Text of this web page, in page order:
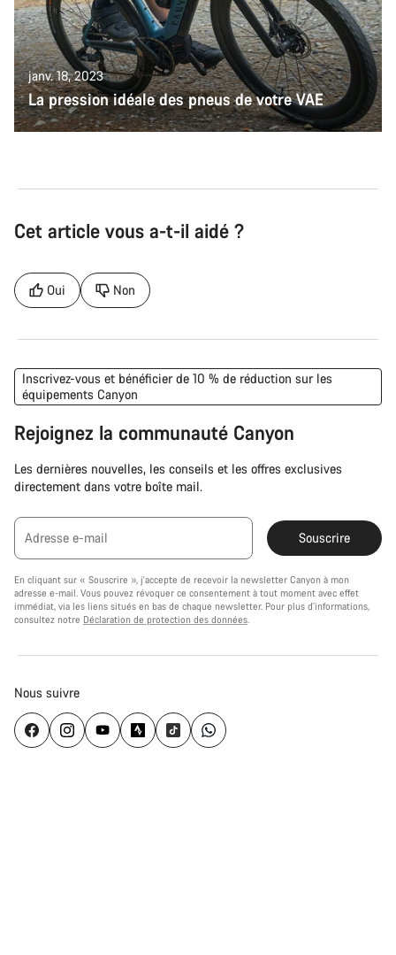
janv. 18, 2023
La pression idéale des pneus de votre VAE
Cet article vous a-t-il aidé ?
Oui Non
Inscrivez-vous et bénéficier de 10 % de réduction sur les
équipements Canyon
Rejoignez la communauté Canyon
Les dernières nouvelles, les conseils et les offres exclusives
directement dans votre boîte mail.
Adresse e-mail Souscrire
En cliquant sur « Souscrire », j'accepte de recevoir la newsletter Canyon à mon
adresse e-mail. Vous pouvez révoquer ce consentement à tout moment avec effet
immédiat, via les liens situés en bas de chaque newsletter. Pour plus d’informations,
consultez notre Déclaration de protection des données
Nous suivre